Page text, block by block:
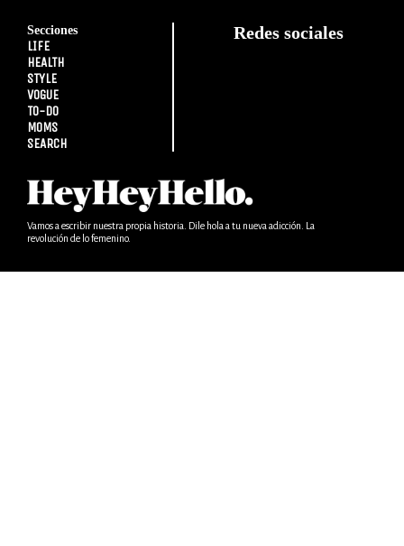
Secciones
LIFE
HEALTH
STYLE
VOGUE
TO-DO
MOMS
SEARCH
Redes sociales
Vamos a escribir nuestra propia historia. Dile hola a tu nueva adicción. La
revolución de lo femenino.